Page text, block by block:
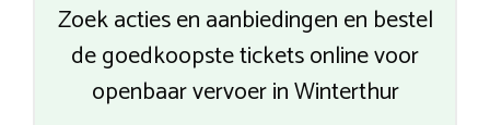
Zoek acties en aanbiedingen en bestel
de goedkoopste tickets online voor
openbaar vervoer in Winterthur